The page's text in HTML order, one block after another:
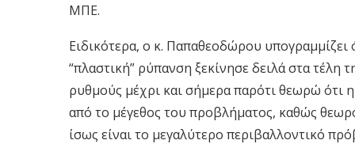
ΜΠΕ.
Ειδικότερα, ο κ. Παπαθεοδώρου υπογραμμίζει
“πλαστική” ρύπανση ξεκίνησε δειλά στα τέλη
ρυθμούς μέχρι και σήμερα παρότι θεωρώ ότι η
από το μέγεθος του προβλήματος, καθώς
ίσως είναι το μεγαλύτερο περιβαλλοντικό